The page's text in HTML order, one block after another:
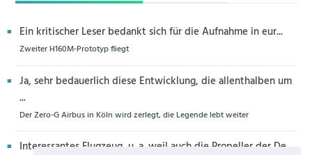
Ein kritischer Leser bedankt sich für die Aufnahme in eur...
Zweiter H160M-Prototyp fliegt
Ja, sehr bedauerlich diese Entwicklung, die allenthalben um
...
Der Zero-G Airbus in Köln wird zerlegt, die Legende lebt weiter
Interessantes Flugzeug, u. a. weil auch die Propeller der De...